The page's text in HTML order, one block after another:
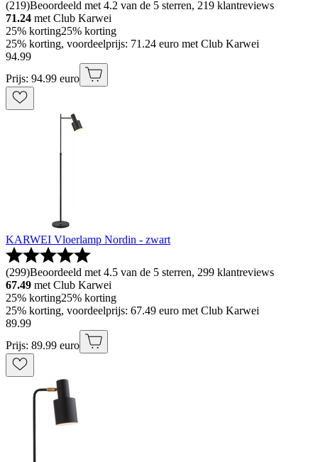
(219)Beoordeeld met 4.2 van de 5 sterren, 219 klantreviews
71.24 met Club Karwei
25% korting25% korting
25% korting, voordeelprijs: 71.24 euro met Club Karwei
94.99
Prijs: 94.99 euro
KARWEI Vloerlamp Nordin - zwart
(299)Beoordeeld met 4.5 van de 5 sterren, 299 klantreviews
67.49 met Club Karwei
25% korting25% korting
25% korting, voordeelprijs: 67.49 euro met Club Karwei
89.99
Prijs: 89.99 euro